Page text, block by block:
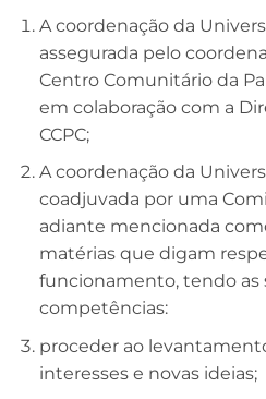
A coordenação da
assegurada pelo
Centro Comunitário da
em colaboração com a
CCPC;
A coordenação da
coadjuvada por uma
adiante mencionada
matérias que digam
funcionamento, tendo as
competências:
proceder ao
interesses e novas ideias;